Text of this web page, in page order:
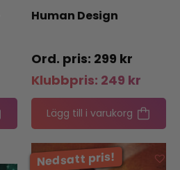
Human Design
299 kr
Klubbpris: 249 kr
Lägg till i varukorg